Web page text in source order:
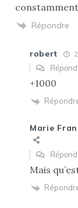
Répondre
robert
+1000
Marie
Mais